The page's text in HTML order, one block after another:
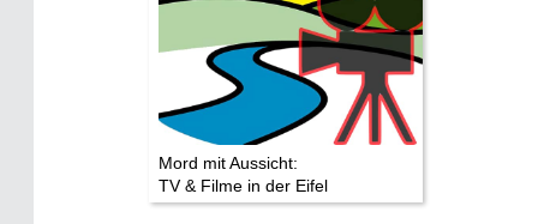
Mord mit Aussicht:
TV & Filme in der Eifel